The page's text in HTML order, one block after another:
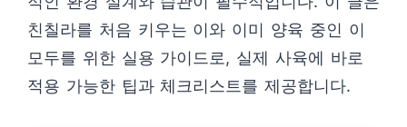
친칠라를 처음 키우는 이와 이미 양육 중인 이
모두를 위한 실용 가이드로, 실제 사육에 바로
적용 가능한 팁과 체크리스트를 제공합니다.